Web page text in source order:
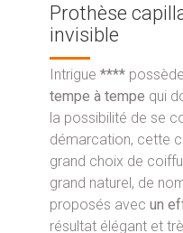
Prothèse
invisible
Intrigue ****
tempe à tempe qui
la possibilité de se
démarcation, cette
grand choix de
grand naturel, de
proposés avec un
résultat élégant et